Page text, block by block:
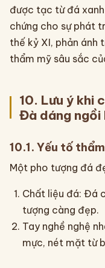
được tạc từ đá
chứng cho sự phát
thế kỷ XI, phản ánh
thẩm mỹ sâu sắc
10. Lưu ý khi
Đà dáng ngồi
10.1. Yếu tố
Một pho tượng đá
Chất liệu đá: Đá
tượng càng đẹp.
Tay nghề nghệ
mực, nét mặt từ